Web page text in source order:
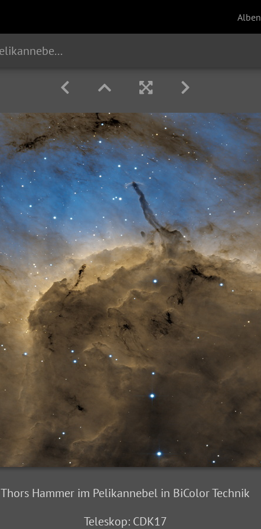
Alben
Thors Hammer im Pelikannebel (IC 5070)
Thors Hammer im Pelikannebel in BiColor Technik
Teleskop: CDK17